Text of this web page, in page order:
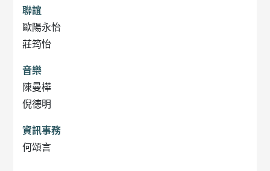
聯誼
歐陽永怡
莊筠怡
音樂
陳曼樺
倪德明
資訊事務
何頌言